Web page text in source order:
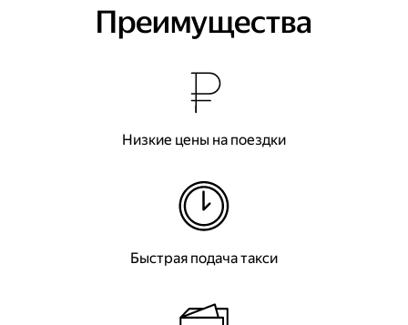
Преимущества
Низкие цены на поездки
Быстрая подача такси